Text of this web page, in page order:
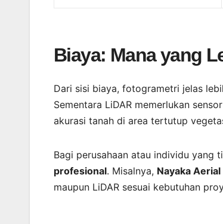
Biaya: Mana yang
Dari sisi biaya, fotogrametri jelas
Sementara LiDAR memerlukan
akurasi tanah di area tertutup
Bagi perusahaan atau individu yang
profesional. Misalnya, Nayaka Aerial
maupun LiDAR sesuai kebutuhan